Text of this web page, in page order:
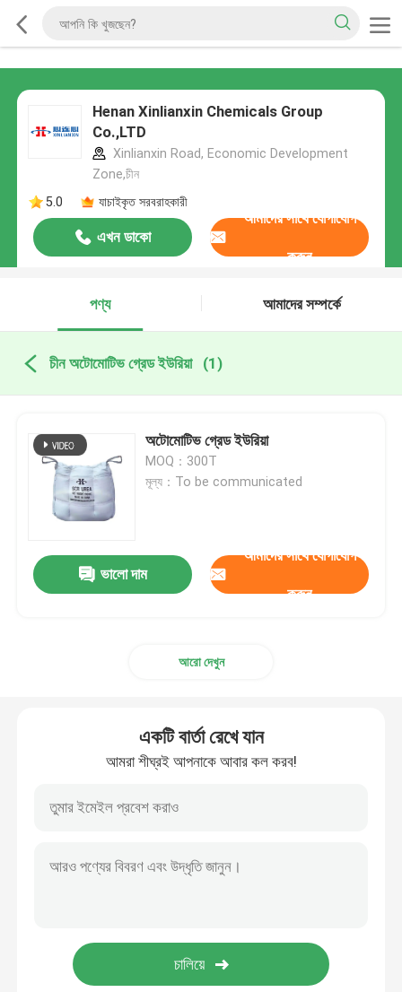
Henan Xinlianxin Chemicals Group
Co.,LTD
Xinlianxin Road, Economic Development
Zone,চীন
5.0
যাচাইকৃত সরবরাহকারী
এখন ডাকো
আমাদের সাথে যোগাযোগ
করুন
পণ্য আমাদের সম্পর্কে
চীন অটোমোটিভ গ্রেড ইউরিয়া (1)
অটোমোটিভ গ্রেড ইউরিয়া
MOQ：300T
মূল্য：To be communicated
ভালো দাম
আমাদের সাথে যোগাযোগ
করুন
আরো দেখুন
একটি বার্তা রেখে যান
আমরা শীঘ্রই আপনাকে আবার কল করব!